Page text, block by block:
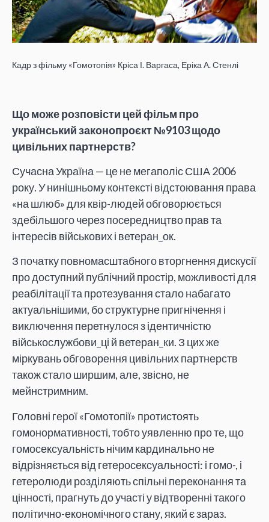
Кадр з фільму «Гомотопія» Кріса І. Варгаса, Еріка А. Стенлі
Що може розповісти цей фільм про
український законопроєкт №9103 щодо
цивільних партнерств?
Сучасна Україна — це не мегаполіс США 2006
року. У нинішньому контексті відстоювання права
«на шлюб» для квір-людей обговорюється
здебільшого через посередництво прав та
інтересів військових і ветеран_ок.
З початку повномасштабного вторгнення дискусії
про доступний публічний простір, можливості для
реабілітації та протезування стало набагато
актуальнішими, бо структурне пригнічення і
виключення перетнулося з ідентичністю
військослужбови_ці й ветеран_ки. З цих же
міркувань обговорення цивільних партнерств
також стало ширшим, але, звісно, не
мейнстримним.
Головні герої «Гомотопії» протистоять
гомонормативності, тобто уявленню про те, що
гомосексуальність нічим кардинально не
відрізняється від гетеросексуальності: і гомо-, і
гетеролюди розділяють спільні переконання та
цінності, прагнуть до участі у відтворенні такого
політично-економічного стану, який є зараз.